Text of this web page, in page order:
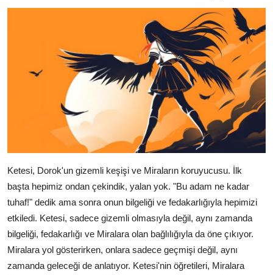
Ketesi, Dorok'un gizemli keşişi ve Miraların koruyucusu. İlk
başta hepimiz ondan çekindik, yalan yok. "Bu adam ne kadar
tuhaf!" dedik ama sonra onun bilgeliği ve fedakarlığıyla hepimizi
etkiledi. Ketesi, sadece gizemli olmasıyla değil, aynı zamanda
bilgeliği, fedakarlığı ve Miralara olan bağlılığıyla da öne çıkıyor.
Miralara yol gösterirken, onlara sadece geçmişi değil, aynı
zamanda geleceği de anlatıyor. Ketesi'nin öğretileri, Miralara